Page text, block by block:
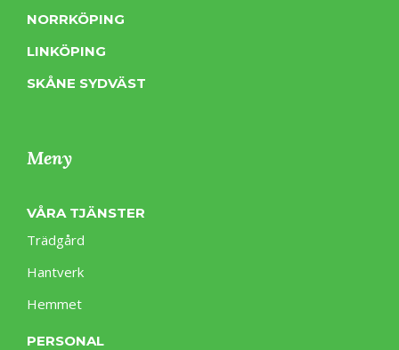
NORRKÖPING
LINKÖPING
SKÅNE SYDVÄST
Meny
VÅRA TJÄNSTER
Trädgård
Hantverk
Hemmet
PERSONAL